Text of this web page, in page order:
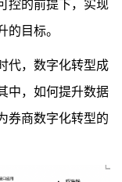
目标。
代，数字化转型成
中，如何提升数据
券商数字化转型的